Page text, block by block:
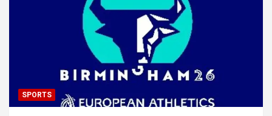
SPORTS